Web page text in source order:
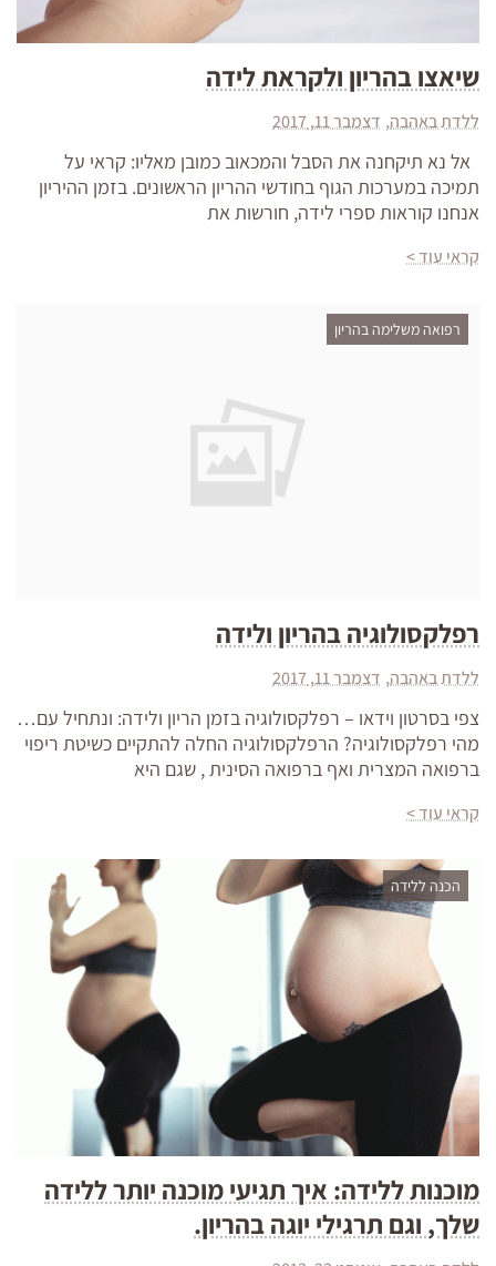
שיאצו בהריון ולקראת לידה
ללדת באהבה דצמבר 11, 2017
אל נא תיקחנה את הסבל והמכאוב כמובן מאליו: קראי על
תמיכה במערכות הגוף בחודשי ההריון הראשונים. בזמן ההיריון
אנחנו קוראות ספרי לידה, חורשות את
קראי עוד >
רפואה משלימה בהריון
רפלקסולוגיה בהריון ולידה
ללדת באהבה דצמבר 11, 2017
צפי בסרטון וידאו – רפלקסולוגיה בזמן הריון ולידה: ונתחיל עם…
מהי רפלקסולוגיה? הרפלקסולוגיה החלה להתקיים כשיטת ריפוי
ברפואה המצרית ואף ברפואה הסינית , שגם היא
קראי עוד >
הכנה ללידה
מוכנות ללידה: איך תגיעי מוכנה יותר ללידה
שלך, וגם תרגילי יוגה בהריון.